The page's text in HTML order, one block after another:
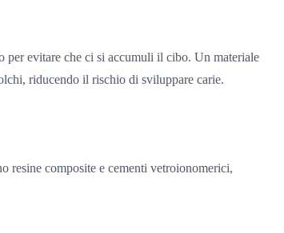
per evitare che ci si accumuli il cibo. Un materiale
riducendo il rischio di sviluppare carie.
resine composite e cementi vetroionomerici,